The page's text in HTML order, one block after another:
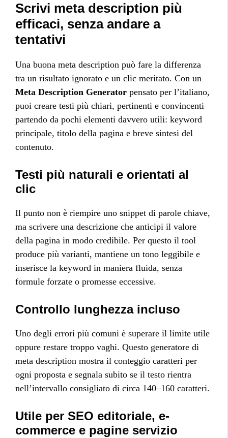
Scrivi meta description più
efficaci, senza andare a
tentativi
Una buona meta description può fare la differenza
tra un risultato ignorato e un clic meritato. Con un
Meta Description Generator pensato per l’italiano,
puoi creare testi più chiari, pertinenti e convincenti
partendo da pochi elementi davvero utili: keyword
principale, titolo della pagina e breve sintesi del
contenuto.
Testi più naturali e orientati al
clic
Il punto non è riempire uno snippet di parole chiave,
ma scrivere una descrizione che anticipi il valore
della pagina in modo credibile. Per questo il tool
produce più varianti, mantiene un tono leggibile e
inserisce la keyword in maniera fluida, senza
formule forzate o promesse eccessive.
Controllo lunghezza incluso
Uno degli errori più comuni è superare il limite utile
oppure restare troppo vaghi. Questo generatore di
meta description mostra il conteggio caratteri per
ogni proposta e segnala subito se il testo rientra
nell’intervallo consigliato di circa 140–160 caratteri.
Utile per SEO editoriale, e-
commerce e pagine servizio